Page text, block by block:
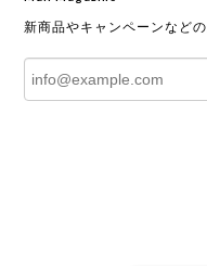
新商品やキャンペーンなど